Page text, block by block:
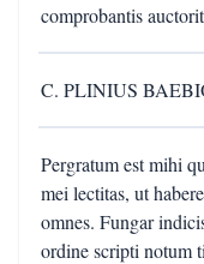
comprobantis
C. PLINIUS
Pergratum est mihi
mei lectitas, ut
omnes. Fungar
ordine scripti notum